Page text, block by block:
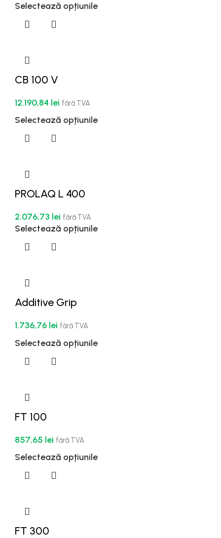
Selectează opțiunile
CB 100 V
12.190,84 lei fără TVA
Selectează opțiunile
PROLAQ L 400
2.076,73 lei fără TVA
Selectează opțiunile
Additive Grip
1.736,76 lei fără TVA
Selectează opțiunile
FT 100
857,65 lei fără TVA
Selectează opțiunile
FT 300